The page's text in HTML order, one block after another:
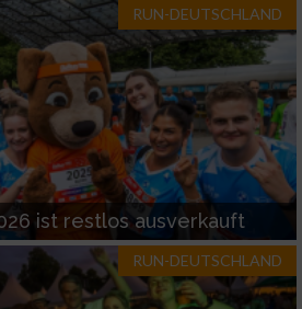
RUN-DEUTSCHLAND
ist restlos ausverkauft
RUN-DEUTSCHLAND